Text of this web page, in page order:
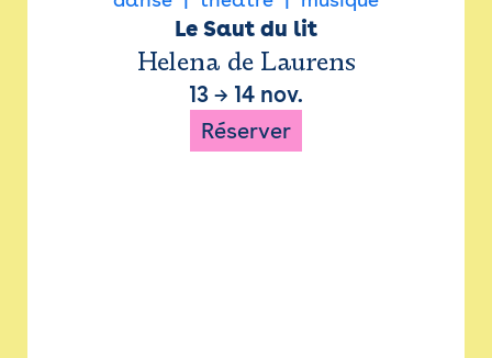
Le Saut du lit
Helena de Laurens
13 → 14 nov.
Réserver